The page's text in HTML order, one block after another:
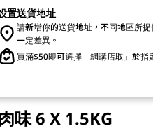
置送貨地址
請新增你的送貨地址，不同地區所
一定差異。
買滿$50即可選擇「網購店取」於指
味 6 X 1.5KG